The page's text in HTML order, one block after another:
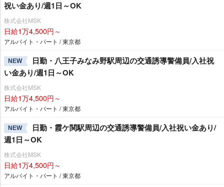
祝い金あり/週1日～OK
株式会社MSK
日給1万4,500円～
アルバイト・パート / 東京都
NEW
日勤・八王子みなみ野駅周辺の交通誘導警備員/入社祝
い金あり/週1日～OK
株式会社MSK
日給1万4,500円～
アルバイト・パート / 東京都
NEW
日勤・霞ケ関駅周辺の交通誘導警備員/入社祝い金あり/
週1日～OK
株式会社MSK
日給1万4,500円～
アルバイト・パート / 東京都